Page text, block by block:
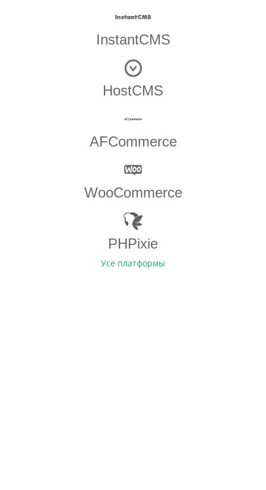
InstantCMS
HostCMS
AFCommerce
WooCommerce
PHPixie
Усе платформы